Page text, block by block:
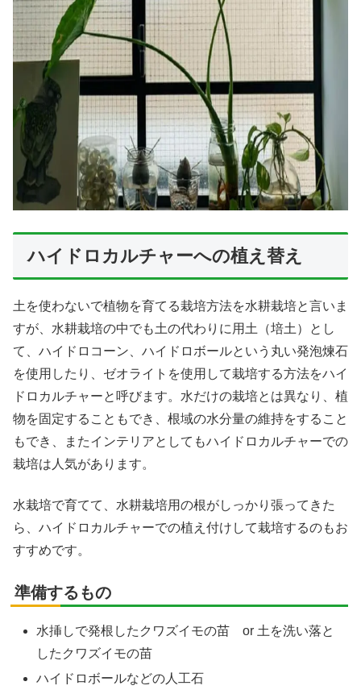
ハイドロカルチャーへの植え替え
土を使わないで植物を育てる栽培方法を水耕栽培と言いま
すが、水耕栽培の中でも土の代わりに用土（培土）とし
て、ハイドロコーン、ハイドロボールという丸い発泡煉石
を使用したり、ゼオライトを使用して栽培する方法をハイ
ドロカルチャーと呼びます。水だけの栽培とは異なり、植
物を固定することもでき、根域の水分量の維持をすること
もでき、またインテリアとしてもハイドロカルチャーでの
栽培は人気があります。
水栽培で育てて、水耕栽培用の根がしっかり張ってきた
ら、ハイドロカルチャーでの植え付けして栽培するのもお
すすめです。
準備するもの
水挿しで発根したクワズイモの苗 or 土を洗い落と
したクワズイモの苗
ハイドロボールなどの人工石